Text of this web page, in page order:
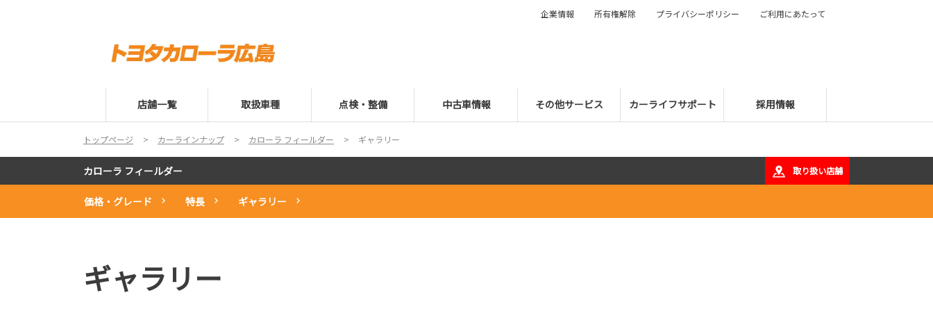
店舗一覧 取扱車種 点検・整備 中古車情報 その他サービス カーライフサポート 採用情報
企業情報 所有権解除 プライバシーポリシー ご利用にあたって
トップページ カーラインナップ カローラ フィールダー ギャラリー
カローラ フィールダー 取り扱い店舗
価格・グレード 特長 ギャラリー
ギャラリー